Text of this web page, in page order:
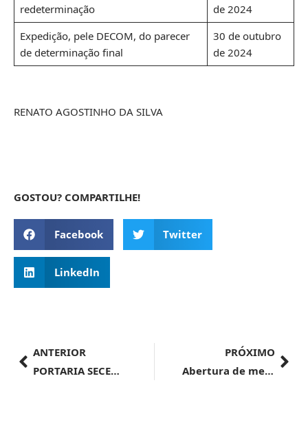
redeterminação
de 2024
Expedição, pele DECOM, do parecer
de determinação final
30 de outubro
de 2024
RENATO AGOSTINHO DA SILVA
GOSTOU? COMPARTILHE!
Facebook Twitter
LinkedIn
ANTERIOR
PORTARIA SECEX Nº 326, DE 7 DE JUNHO DE 2024
PRÓXIMO
Abertura de mercado no Lesoto